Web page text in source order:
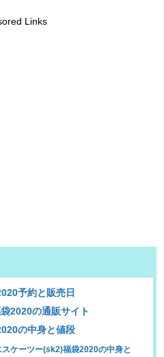
Links
予約と販売日
2020の通販サイト
の中身と値段
ケーツー(sk2)福袋2020の中身と